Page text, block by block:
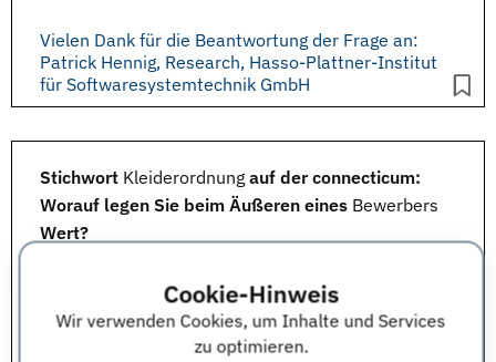
Cookie-Hinweis
Wir verwenden Cookies, um Inhalte und Services
zu optimieren.
Vielen Dank für die Beantwortung der Frage an:
Patrick Hennig, Research, Hasso-Plattner-Institut
für Softwaresystemtechnik GmbH
Stichwort Kleiderordnung auf der connecticum:
Worauf legen Sie beim Äußeren eines Bewerbers
Wert?
von Vorteil. Hinsichtlich der Kleiderordnung sind wir
offen: casual.